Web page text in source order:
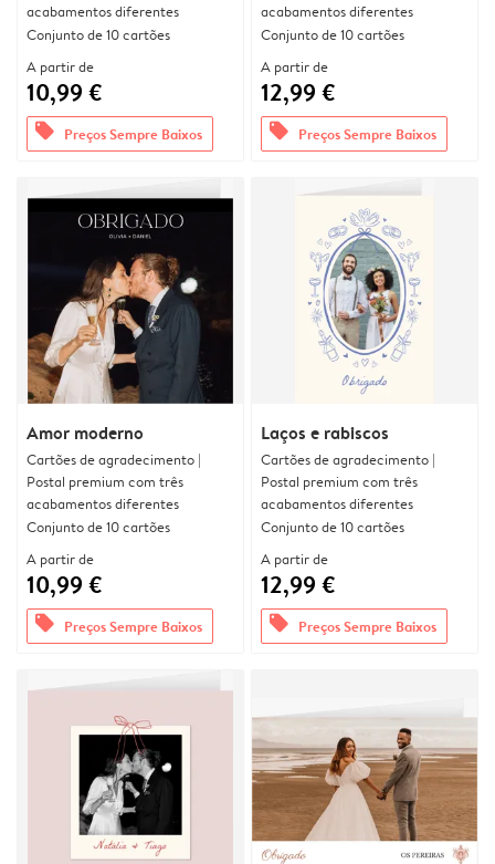
acabamentos diferentes
Conjunto de 10 cartões
A partir de
10,99 €
offers Preços Sempre Baixos
acabamentos diferentes
Conjunto de 10 cartões
A partir de
12,99 €
offers Preços Sempre Baixos
Amor moderno
Cartões de agradecimento |
Postal premium com três
acabamentos diferentes
Conjunto de 10 cartões
A partir de
10,99 €
offers Preços Sempre Baixos
Laços e rabiscos
Cartões de agradecimento |
Postal premium com três
acabamentos diferentes
Conjunto de 10 cartões
A partir de
12,99 €
offers Preços Sempre Baixos